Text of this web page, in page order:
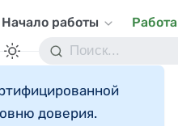
Начало работы
доверия.